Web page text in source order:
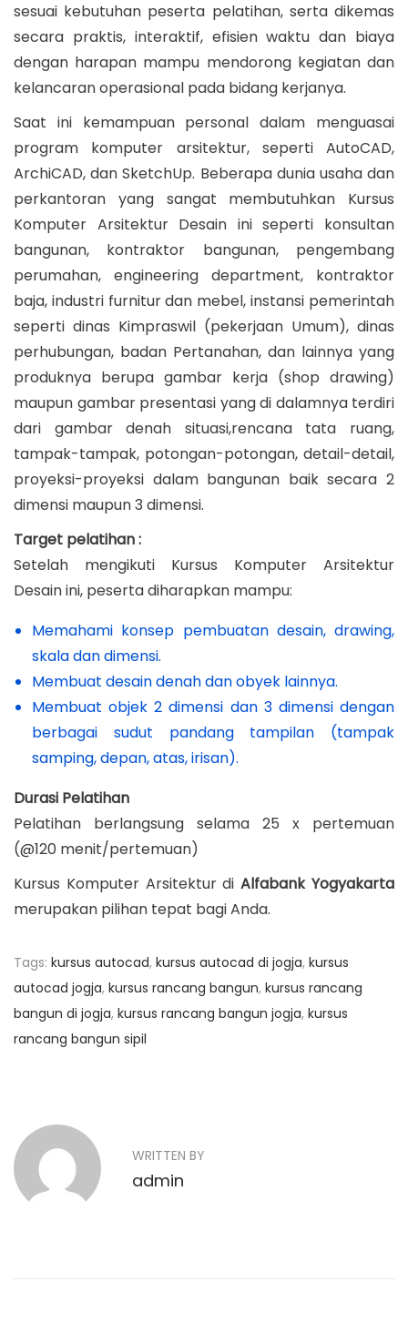
sesuai kebutuhan peserta pelatihan, serta dikemas
secara praktis, interaktif, efisien waktu dan biaya
dengan harapan mampu mendorong kegiatan dan
kelancaran operasional pada bidang kerjanya.
Saat ini kemampuan personal dalam menguasai
program komputer arsitektur, seperti AutoCAD,
ArchiCAD, dan SketchUp. Beberapa dunia usaha dan
perkantoran yang sangat membutuhkan Kursus
Komputer Arsitektur Desain ini seperti konsultan
bangunan, kontraktor bangunan, pengembang
perumahan, engineering department, kontraktor
baja, industri furnitur dan mebel, instansi pemerintah
seperti dinas Kimpraswil (pekerjaan Umum), dinas
perhubungan, badan Pertanahan, dan lainnya yang
produknya berupa gambar kerja (shop drawing)
maupun gambar presentasi yang di dalamnya terdiri
dari gambar denah situasi,rencana tata ruang,
tampak-tampak, potongan-potongan, detail-detail,
proyeksi-proyeksi dalam bangunan baik secara 2
dimensi maupun 3 dimensi.
Target pelatihan :
Setelah mengikuti Kursus Komputer Arsitektur
Desain ini, peserta diharapkan mampu:
Memahami konsep pembuatan desain, drawing,
skala dan dimensi.
Membuat desain denah dan obyek lainnya.
Membuat objek 2 dimensi dan 3 dimensi dengan
berbagai sudut pandang tampilan (tampak
samping, depan, atas, irisan).
Durasi Pelatihan
Pelatihan berlangsung selama 25 x pertemuan
(@120 menit/pertemuan)
Kursus Komputer Arsitektur diAlfabank Yogyakarta
merupakan pilihan tepat bagi Anda.
Tags: kursus autocad, kursus autocad di jogja, kursus
autocad jogja, kursus rancang bangun, kursus rancang
bangun di jogja, kursus rancang bangun jogja, kursus
rancang bangun sipil
v
i
i
o
p
u
t
WRITTEN BY
admin